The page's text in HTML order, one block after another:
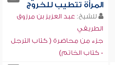
المرأة تتطيب للخروج
للشيخ: عبد العزيز بن مرزوق
الطريفي
جزء من محاضرة ( كتاب الترجل
- كتاب الخاتم)